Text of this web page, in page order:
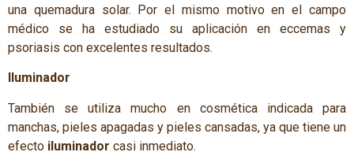
una quemadura solar. Por el mismo motivo en el campo
médico se ha estudiado su aplicación en eccemas y
psoriasis con excelentes resultados.
Iluminador
También se utiliza mucho en cosmética indicada para
manchas, pieles apagadas y pieles cansadas, ya que tiene un
efecto iluminador casi inmediato.